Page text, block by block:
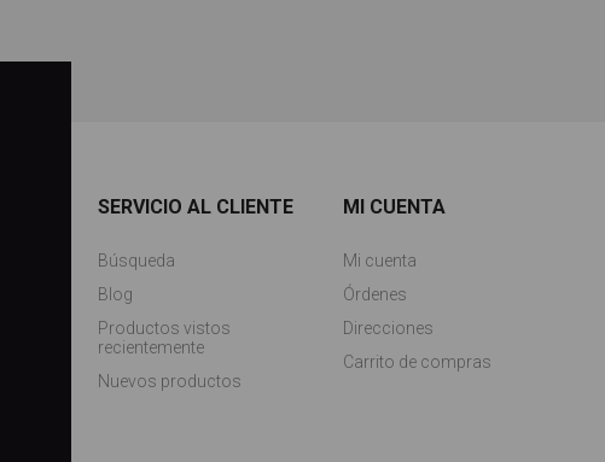
SERVICIO AL CLIENTE
Búsqueda
Blog
Productos vistos
recientemente
Nuevos productos
MI CUENTA
Mi cuenta
Órdenes
Direcciones
Carrito de compras